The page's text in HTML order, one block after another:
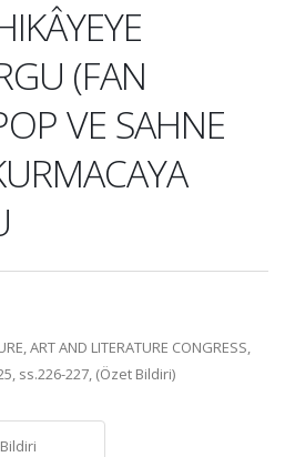
(FAN
VE SAHNE
ART AND LITERATURE CONGRESS,
ss.226-227, (Özet Bildiri)